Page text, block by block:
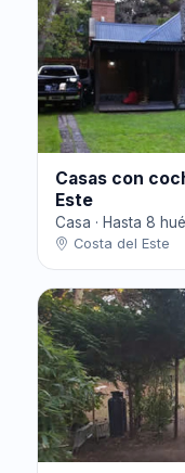
Casas con
Este
Casa · Hasta 8
Costa del Este